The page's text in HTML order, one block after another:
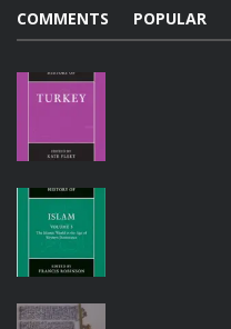
POPULAR
COMMENTS